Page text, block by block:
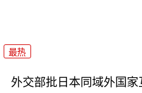
最热
外交部批日本同域外国家